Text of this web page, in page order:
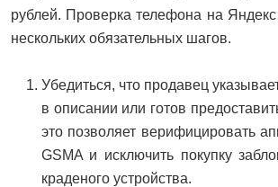
рублей. Проверка телефона на Яндекс
нескольких обязательных шагов.
Убедиться, что продавец
в описании или готов
это позволяет верифицировать
GSMA и исключить покупку
краденого устройства.